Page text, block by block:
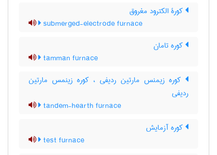
کورۀ الکترود مغروق
submerged-electrode furnace
کوره تامان
tamman furnace
کوره زیمنس مارتین ردیفی ، کوره زینمس مارتین
ردیفی
tandem-hearth furnace
کوره آزمایش
test furnace